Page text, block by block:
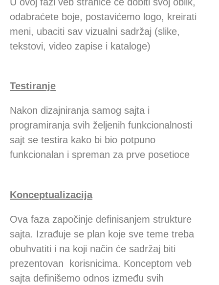
odabraćete boje, postavićemo logo, kreirati
meni, ubaciti sav vizualni sadržaj (slike,
tekstovi, video zapise i kataloge)
Testiranje
Nakon dizajniranja samog sajta i
programiranja svih željenih funkcionalnosti
sajt se testira kako bi bio potpuno
funkcionalan i spreman za prve posetioce
Konceptualizacija
Ova faza započinje definisanjem strukture
sajta. Izrađuje se plan koje sve teme treba
obuhvatiti i na koji način će sadržaj biti
prezentovan korisnicima. Konceptom veb
sajta definišemo odnos između svih